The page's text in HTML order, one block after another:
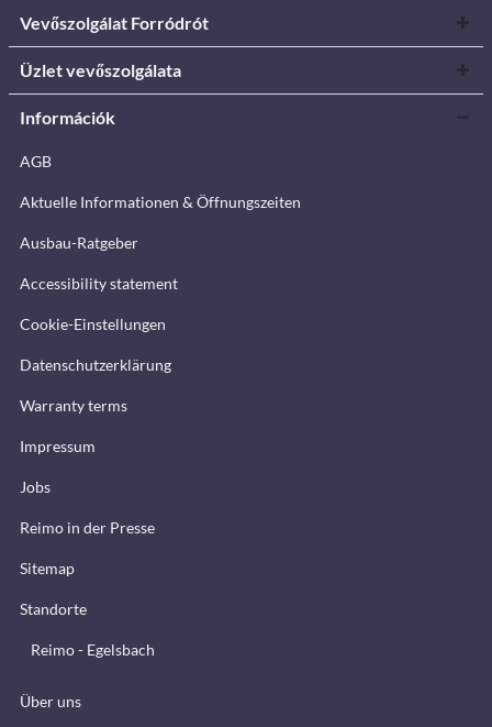
Vevőszolgálat Forródrót
Üzlet vevőszolgálata
Információk
AGB
Aktuelle Informationen & Öffnungszeiten
Ausbau-Ratgeber
Accessibility statement
Cookie-Einstellungen
Datenschutzerklärung
Warranty terms
Impressum
Jobs
Reimo in der Presse
Sitemap
Standorte
Reimo - Egelsbach
Über uns